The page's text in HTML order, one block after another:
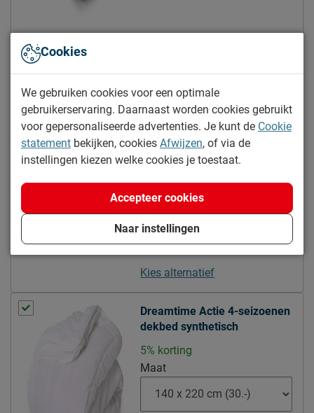
Anti huisstofmijt
Advies bedbodem
Geschikt voor de
volgende bedbodems
binnenvering bodem,
lattenbodem met min. 28
latten, schotelbodem,
(inzet)boxspring
bedbodem
Goed om te weten
2 jaar garantie volgens
Beddenreus voorwaarden
Onderhoud
1x per maand
draaien;molton en anti-
slipdek gebruiken
Wasinstructies
tijk wasbaar tot 60°C (zie
instructie waslabel)
drogen op gemiddelde
temperatuur
5% korting
Maat: 50 x 60 cm
Hoogte: 10 cm
40.-
Kies alternatief
Dreamtime Actie 4-seizoenen
dekbed synthetisch
5% korting
Maat
Cookies
We gebruiken cookies voor een optimale
gebruikerservaring. Daarnaast worden cookies gebruikt
voor gepersonaliseerde advertenties. Je kunt de Cookie
statement bekijken, cookies Afwijzen, of via de
instellingen kiezen welke cookies je toestaat.
Naar instellingen
Accepteer cookies